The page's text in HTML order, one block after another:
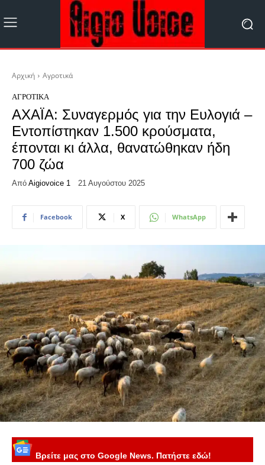
Αρχική Αγροτικά
ΑΓΡΟΤΙΚΆ
ΑΧΑΪΑ: Συναγερμός για την Ευλογιά –
Εντοπίστηκαν 1.500 κρούσματα,
έπονται κι άλλα, θανατώθηκαν ήδη
700 ζώα
Από Aigiovoice 1 21 Αυγούστου 2025
Facebook X WhatsApp
Βρείτε μας στο Google News. Πατήστε εδώ!